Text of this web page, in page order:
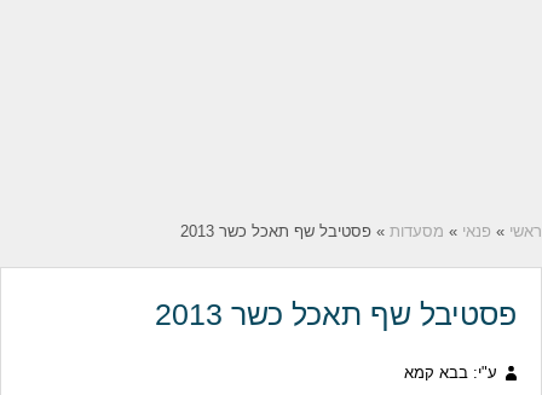
ראשי » פנאי » מסעדות » פסטיבל שף תאכל כשר 2013
פסטיבל שף תאכל כשר 2013
ע"י: בבא קמא